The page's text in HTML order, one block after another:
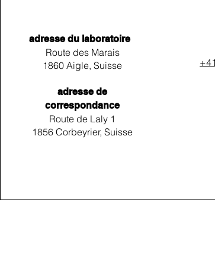
adresse du laboratoire
Route des Marais
1860 Aigle, Suisse
adresse de
correspondance
Route de Laly 1
1856 Corbeyrier, Suisse